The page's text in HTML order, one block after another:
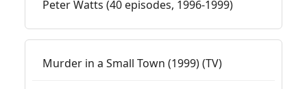
Peter Watts (40 episodes, 1996-1999)
Murder in a Small Town (1999) (TV)